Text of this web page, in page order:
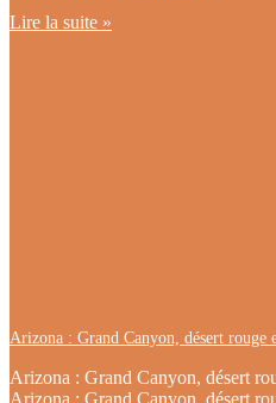
Lire la suite »
Arizona : Grand Canyon, désert rouge
Arizona : Grand Canyon, désert